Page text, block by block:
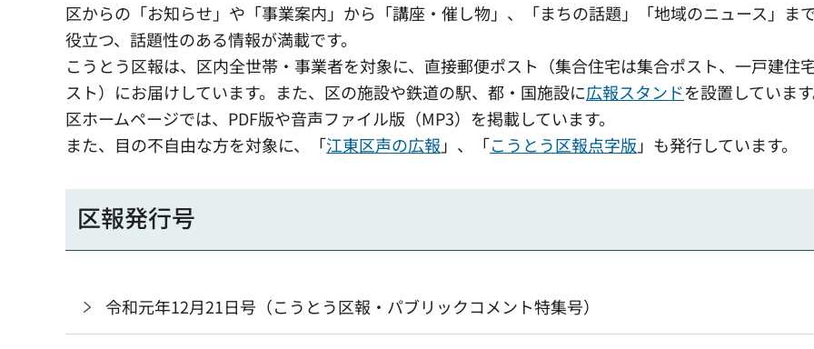
区からの「お知らせ」や「事業案内」から「講座・催し物」、「まちの話題」「地域のニュース」ま
役立つ、話題性のある情報が満載です。
こうとう区報は、区内全世帯・事業者を対象に、直接郵便ポスト（集合住宅は集合ポスト、一戸建住
スト）にお届けしています。また、区の施設や鉄道の駅、都・国施設に広報スタンドを設置しています
区ホームページでは、PDF版や音声ファイル版（MP3）を掲載しています。
また、目の不自由な方を対象に、「江東区声の広報 」、「こうとう区報点字版 」も発行しています。
区報発行号
令和元年12月21日号（こうとう区報・パブリックコメント特集号）